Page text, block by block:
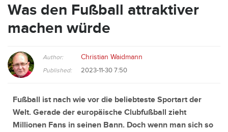
Was den Fußball attraktiver
machen würde
Author: Christian Waidmann
Published: 2023-11-30 7:50
Fußball ist nach wie vor die beliebteste Sportart der
Welt. Gerade der europäische Clubfußball zieht
Millionen Fans in seinen Bann. Doch wenn man sich so